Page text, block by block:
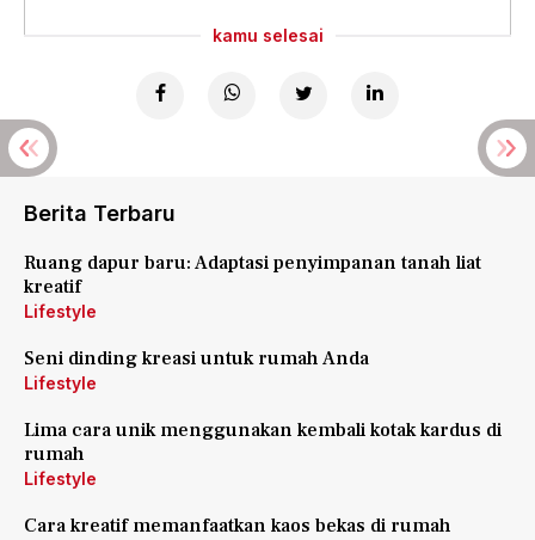
kamu selesai
Berita Terbaru
Ruang dapur baru: Adaptasi penyimpanan tanah liat
kreatif
Lifestyle
Seni dinding kreasi untuk rumah Anda
Lifestyle
Lima cara unik menggunakan kembali kotak kardus di
rumah
Lifestyle
Cara kreatif memanfaatkan kaos bekas di rumah